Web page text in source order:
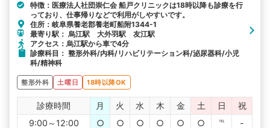
特徴：医療法人社団崇仁会 船戸クリニックは18時以降も診療を行
っており、仕事帰りなどで利用がしやすいです。
住所：岐阜県養老郡養老町船附1344-1
最寄り駅： 烏江駅 大外羽駅 友江駅
アクセス：烏江駅から車で4分
診療科目： 整形外科/内科/リハビリテーション科/泌尿器科/小児
科/精神科
整形外科 土曜日 18時以降OK
診療時間 月 火 水 木 金 土 日
祝
9:00～12:00
○ ○ ○ ○ ○ ○ ℡
-